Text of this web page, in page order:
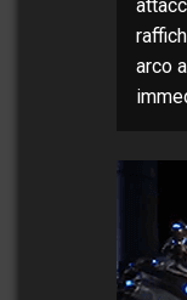
arco